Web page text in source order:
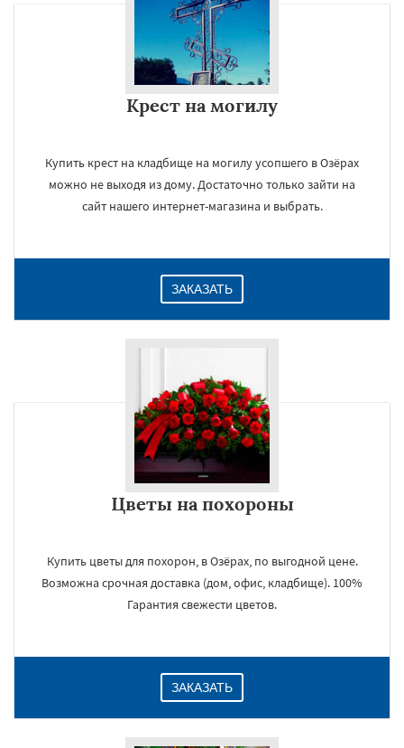
Крест на могилу
Купить крест на кладбище на могилу усопшего в Озёрах
можно не выходя из дому. Достаточно только зайти на
сайт нашего интернет-магазина и выбрать.
ЗАКАЗАТЬ
Цветы на похороны
Купить цветы для похорон, в Озёрах, по выгодной цене.
Возможна срочная доставка (дом, офис, кладбище). 100%
Гарантия свежести цветов.
ЗАКАЗАТЬ